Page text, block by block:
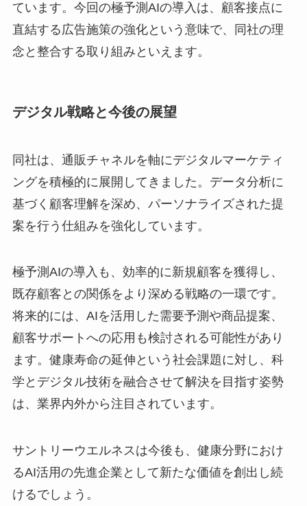
ています。今回の極予測AIの導入は、顧客接点に
直結する広告施策の強化という意味で、同社の理
念と整合する取り組みといえます。
デジタル戦略と今後の展望
同社は、通販チャネルを軸にデジタルマーケティ
ングを積極的に展開してきました。データ分析に
基づく顧客理解を深め、パーソナライズされた提
案を行う仕組みを強化しています。
極予測AIの導入も、効率的に新規顧客を獲得し、
既存顧客との関係をより深める戦略の一環です。
将来的には、AIを活用した需要予測や商品提案、
顧客サポートへの応用も検討される可能性があり
ます。健康寿命の延伸という社会課題に対し、科
学とデジタル技術を融合させて解決を目指す姿勢
は、業界内外から注目されています。
サントリーウエルネスは今後も、健康分野におけ
るAI活用の先進企業として新たな価値を創出し続
けるでしょう。